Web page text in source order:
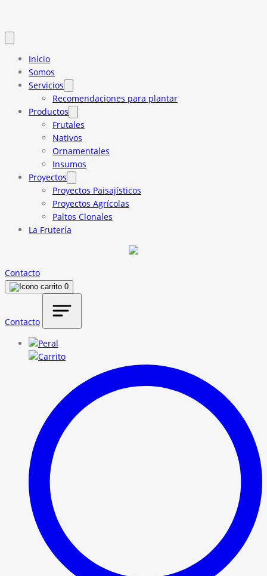
Inicio
Somos
Servicios
Recomendaciones para plantar
Productos
Frutales
Nativos
Ornamentales
Insumos
Proyectos
Proyectos Paisajísticos
Proyectos Agrícolas
Paltos Clonales
La Frutería
Contacto
0
Contacto